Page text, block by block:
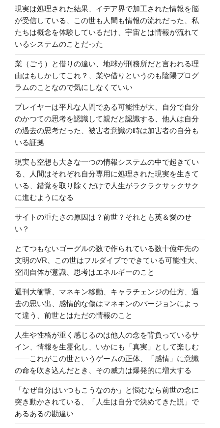
の
心
対
策”
の
現実は処理された結果、イデア界で加工された情報を脳
が受信している、この世も人間も情報の流れだった、私
たちは概念を体験しているだけ、宇宙とは情報が流れて
いるシステムのことだった
業（ごう）と借りの違い、地球が刑務所だと言われる理
由はもしかしてこれ？、業や借りというのも陰陽プログ
ラムのことなので気にしなくていい
プレイヤーは平凡な人間である可能性が大、自分で自分
のかつての思考を認識して親だと認識する、他人は自分
の過去の思考だった、被害者意識の時は加害者の自分も
いる証拠
現実も空想も大きな一つの情報システムの中で起きてい
る、人間はそれぞれ自分専用に処理された現実を生きて
いる、錯覚を取り除くだけで人生がラクラクサックサク
に進むようになる
サイトの重たさの原因は？前世？それとも英＆愛のせ
い？
とてつもないゴーグルの数で作られている数十億年先の
文明のVR、この世はフルダイブでできている可能性大、
空間自体が意識、思考はエネルギーのこと
週刊大衝撃、マネキン移動、キャラチェンジの仕方、過
去の思い出、感情的な傷はマネキンのバージョンによっ
て違う、前世とはただの情報のこと
人生や性格が重く感じるのは他人の念を背負っているサ
イン、情報を生霊化し、いかにも「真実」として楽しむ
――これがこの世というゲームの正体、「感情」に意識
の命を吹き込んだとき、その威力は爆発的に増大する
「なぜ自分はいつもこうなのか」と悩むなら前世の念に
突き動かされている、「人生は自分で決めてきた説」で
あるあるの勘違い